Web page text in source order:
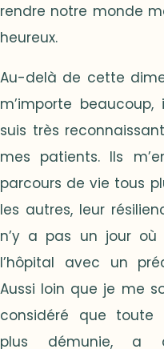
rendre notre monde
heureux.
Au-delà de cette
m’importe
suis très
mes patients. Ils
parcours de vie tous
les autres, leur
n’y a pas un jour
l’hôpital avec un
Aussi loin que je me
considéré que toute
plus démunie, a